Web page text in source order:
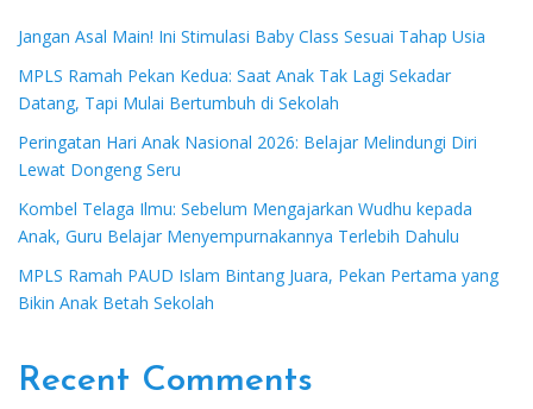
Jangan Asal Main! Ini Stimulasi Baby Class Sesuai Tahap Usia
MPLS Ramah Pekan Kedua: Saat Anak Tak Lagi Sekadar
Datang, Tapi Mulai Bertumbuh di Sekolah
Peringatan Hari Anak Nasional 2026: Belajar Melindungi Diri
Lewat Dongeng Seru
Kombel Telaga Ilmu: Sebelum Mengajarkan Wudhu kepada
Anak, Guru Belajar Menyempurnakannya Terlebih Dahulu
MPLS Ramah PAUD Islam Bintang Juara, Pekan Pertama yang
Bikin Anak Betah Sekolah
Recent Comments